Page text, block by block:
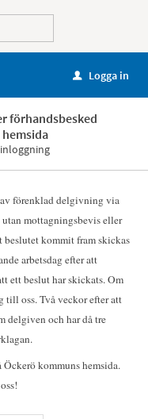
u Logga in
förhandsbesked
förenklad delgivning via
mottagningsbevis eller
kommit fram skickas
arbetsdag efter att
ett beslut har skickats. Om
till oss. Två veckor efter att
delgiven och har då tre
kommuns hemsida.